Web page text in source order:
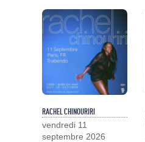
RACHEL CHINOURIRI
vendredi 11
septembre 2026